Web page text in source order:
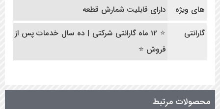
های ویژه
دارای قابلیت شمارش قطعه
گارانتی
⭐ 12 ماه گارانتی شرکتی | ده سال خدمات پس از
فروش ⭐
محصولات مرتبط